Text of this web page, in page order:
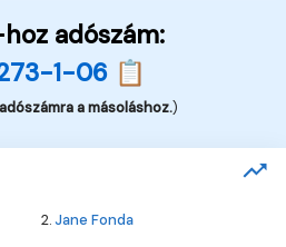
adószám:
1-06 📋
a másoláshoz.)
2.Jane Fonda